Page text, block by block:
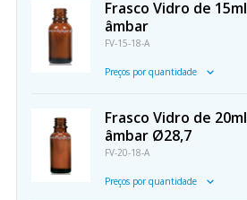
Frasco Vidro de 15ml
âmbar
FV-15-18-A
Preços por quantidade
Frasco Vidro de 20ml
âmbar Ø28,7
FV-20-18-A
Preços por quantidade